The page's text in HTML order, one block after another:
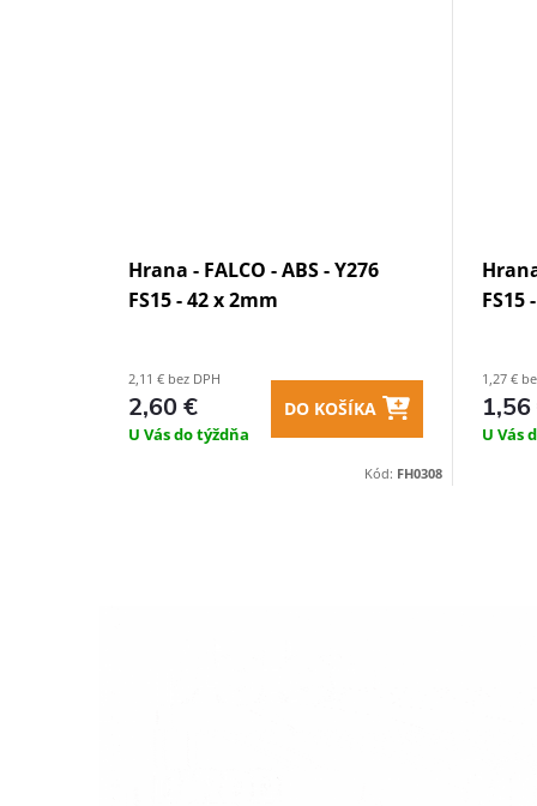
Hrana - FALCO - ABS - Y276
FS15 - 42 x 2mm
2,11 € bez DPH
2,60 €
U Vás do týždňa
DO KOŠÍKA
Kód: FH0308
FS15
1,27 €
U Vás